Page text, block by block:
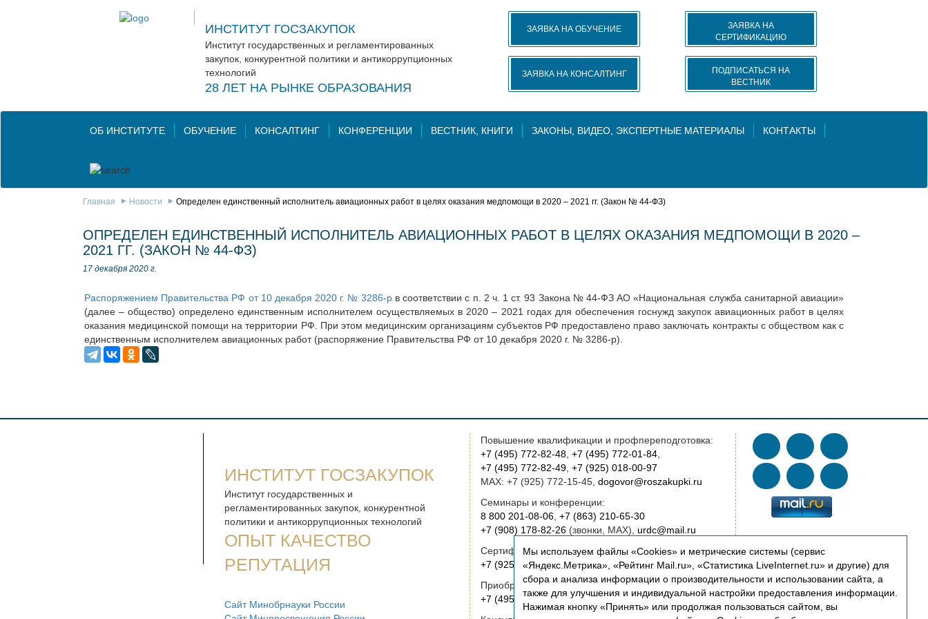
ИНСТИТУТ ГОСЗАКУПОК
Институт государственных и регламентированных
закупок, конкурентной политики и антикоррупционных
технологий
28 ЛЕТ НА РЫНКЕ ОБРАЗОВАНИЯ
ЗАЯВКА НА ОБУЧЕНИЕ
ЗАЯВКА НА
СЕРТИФИКАЦИЮ
ЗАЯВКА НА КОНСАЛТИНГ
ПОДПИСАТЬСЯ НА
ВЕСТНИК
ОБ ИНСТИТУТЕ ОБУЧЕНИЕ КОНСАЛТИНГ КОНФЕРЕНЦИИ ВЕСТНИК, КНИГИ ЗАКОНЫ, ВИДЕО, ЭКСПЕРТНЫЕ МАТЕРИАЛЫ КОНТАКТЫ
Главная Новости Определен единственный исполнитель авиационных работ в целях оказания медпомощи в 2020 – 2021 гг. (Закон № 44-ФЗ)
ОПРЕДЕЛЕН ЕДИНСТВЕННЫЙ ИСПОЛНИТЕЛЬ АВИАЦИОННЫХ РАБОТ В ЦЕЛЯХ ОКАЗАНИЯ МЕДПОМОЩИ В 2020 –
2021 ГГ. (ЗАКОН № 44-ФЗ)
17 декабря 2020 г.
Распоряжением Правительства РФ от 10 декабря 2020 г. № 3286-рв соответствии с п. 2 ч. 1 ст. 93 Закона № 44-ФЗ АО «Национальная служба санитарной авиации»
(далее – общество) определено единственным исполнителем осуществляемых в 2020 – 2021 годах для обеспечения госнужд закупок авиационных работ в целях
оказания медицинской помощи на территории РФ. При этом медицинским организациям субъектов РФ предоставлено право заключать контракты с обществом как с
единственным исполнителем авиационных работ (распоряжение Правительства РФ от 10 декабря 2020 г. № 3286-р).
ИНСТИТУТ ГОСЗАКУПОК
Институт государственных и
регламентированных закупок, конкурентной
политики и антикоррупционных технологий
ОПЫТ КАЧЕСТВО
РЕПУТАЦИЯ
Сайт Минобрнауки России
Повышение квалификации и профпереподготовка:
+7 (495) 772-82-48, +7 (495) 772-01-84,
+7 (495) 772-82-49, +7 (925) 018-00-97
MAX: +7 (925) 772-15-45, dogovor@roszakupki.ru
Семинары и конференции:
8 800 201-08-06, +7 (863) 210-65-30
+7 (908) 178-82-26(звонки, MAX), urdc@mail.ru
Сертификация:
+7 (925) 772-15-45(звонки, MAX),cert@roszakupki.ru
Приобретение книг:
+7 (495) 772-00-14,institut@roszakupki.ru
Мы используем файлы «Cookies» и метрические системы (сервис
«Яндекс.Метрика», «Рейтинг Mail.ru», «Статистика LiveInternet.ru» и другие) для
сбора и анализа информации о производительности и использовании сайта, а
также для улучшения и индивидуальной настройки предоставления информации.
Нажимая кнопку «Принять» или продолжая пользоваться сайтом, вы